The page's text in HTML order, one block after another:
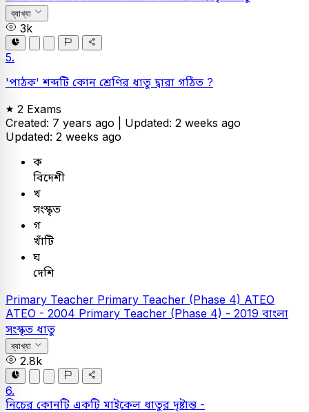
ব্যাখ্যা
3k
5.
'পাঠক' শব্দটি কোন শ্রেণির ধাতু দ্বারা গঠিত ?
2 Exams
Created: 7 years ago | Updated: 2 weeks ago
Updated: 2 weeks ago
ক
বিদেশী
খ
সংস্কৃত
গ
খাঁটি
ঘ
দেশি
Primary Teacher Primary Teacher (Phase 4) ATEO
ATEO - 2004 Primary Teacher (Phase 4) - 2019 বাংলা
সংস্কৃত ধাতু
ব্যাখ্যা
2.8k
6.
নিচের কোনটি একটি মাইকেল ধাতুর দৃষ্টান্ত -